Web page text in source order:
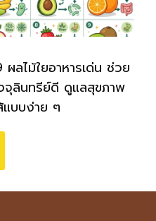
ผลไม้ใยอาหารเด่น ช่วย
จุลินทรีย์ดี ดูแลสุขภาพ
แบบง่าย ๆ